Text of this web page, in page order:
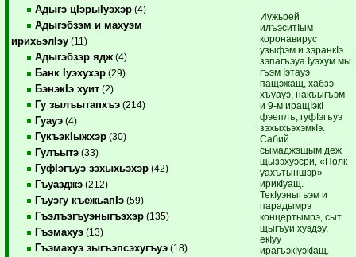
Адыгэ цIэрыIуэхэр (4)
Адыгэбзэм и махуэм
ирихьэлIэу (11)
Адыгэбзэр ядж (4)
Банк Iуэхухэр (29)
БэнэкIэ хуит (2)
Гу зылъытапхъэ (214)
Гуауэ (4)
ГукъэкIыжхэр (30)
Гулъытэ (33)
ГуфIэгъуэ зэхыхьэхэр (42)
Гъуазджэ (212)
Гъуэгу къежьапIэ (59)
Гъэлъэгъуэныгъэхэр (135)
Гъэмахуэ (13)
Гъэмахуэ зыгъэпсэхугъуэ (18)
Иужьрей
илъэситIым
коронавирус
узыфэм и зэранкIэ
зэпагъэуа Iуэхум мы
гъэм Iэтауэ
пащэжащ, хабзэ
хъуауэ, накъыгъэм
и 9-м иращIэкI
фэеплъ, гуфIэгъуэ
зэхыхьэхэмкIэ.
Сабий
сымаджэщым деж
щызэхуэсри, «Полк
уахътыншэр»
ирикIуащ.
ТекIуэныгъэм и
парадымрэ
концертымрэ, сыт
щыгъуи хуэдэу,
екIуу
ирагъэкIуэкIащ.